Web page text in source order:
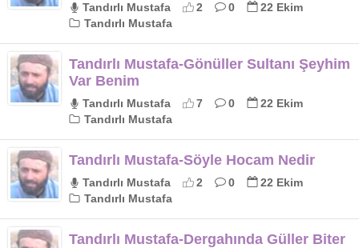
Tandırlı Mustafa 2 0
22 Ekim
Tandırlı Mustafa
Tandırlı Mustafa-Gönüller Sultanı Şeyhim
Var Benim
Tandırlı Mustafa 7 0
22 Ekim
Tandırlı Mustafa
Tandırlı Mustafa-Söyle Hocam Nedir
Tandırlı Mustafa 2 0
22 Ekim
Tandırlı Mustafa
Tandırlı Mustafa-Dergahında Güller Biter